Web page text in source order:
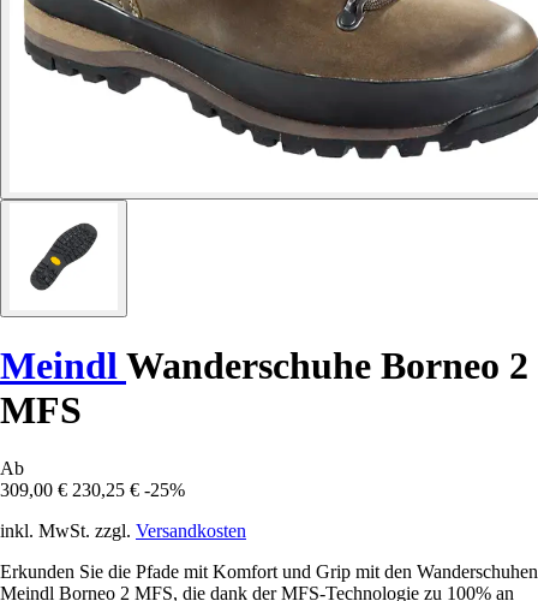
Meindl Wanderschuhe Borneo 2
MFS
Ab
309,00 € 230,25 € -25%
inkl. MwSt. zzgl. Versandkosten
Erkunden Sie die Pfade mit Komfort und Grip mit den Wanderschuhen
Meindl Borneo 2 MFS, die dank der MFS-Technologie zu 100% an